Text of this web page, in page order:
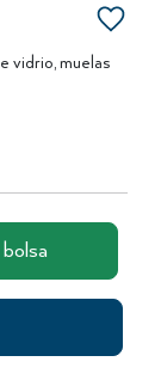
vidrio, muelas